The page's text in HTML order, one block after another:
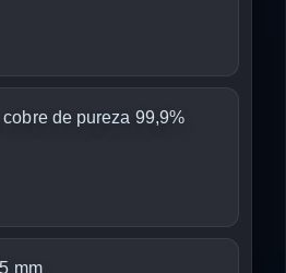
cobre de pureza 99,9%
mm